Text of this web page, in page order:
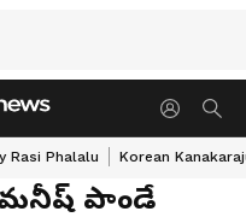
Rasi Phalalu Korean
మనీష్ పాండే